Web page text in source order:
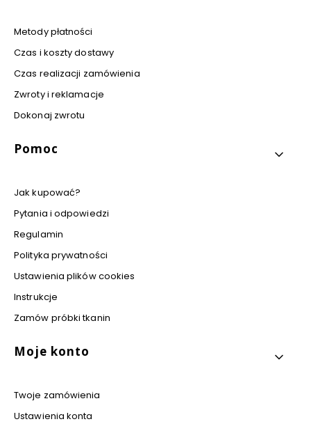
Metody płatności
Czas i koszty dostawy
Czas realizacji zamówienia
Zwroty i reklamacje
Dokonaj zwrotu
Pomoc
Jak kupować?
Pytania i odpowiedzi
Regulamin
Polityka prywatności
Ustawienia plików cookies
Instrukcje
Zamów próbki tkanin
Moje konto
Twoje zamówienia
Ustawienia konta